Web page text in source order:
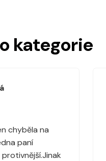
kategorie
chyběla na
paní